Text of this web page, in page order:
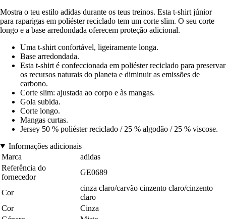
Mostra o teu estilo adidas durante os teus treinos. Esta t-shirt júnior
para raparigas em poliéster reciclado tem um corte slim. O seu corte
longo e a base arredondada oferecem proteção adicional.
Uma t-shirt confortável, ligeiramente longa.
Base arredondada.
Esta t-shirt é confeccionada em poliéster reciclado para preservar
os recursos naturais do planeta e diminuir as emissões de
carbono.
Corte slim: ajustada ao corpo e às mangas.
Gola subida.
Corte longo.
Mangas curtas.
Jersey 50 % poliéster reciclado / 25 % algodão / 25 % viscose.
Informações adicionais
Marca
adidas
Referência do
fornecedor
GE0689
Cor
cinza claro/carvão cinzento claro/cinzento
claro
Cor
Cinza